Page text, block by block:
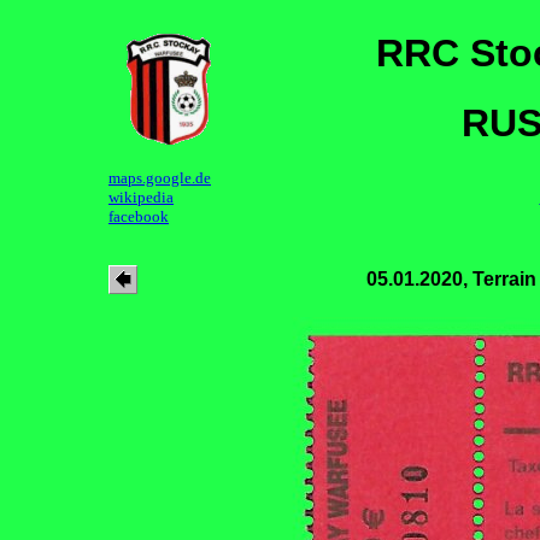
RRC
maps.google.de
wikipedia
facebook
05.01.2020,